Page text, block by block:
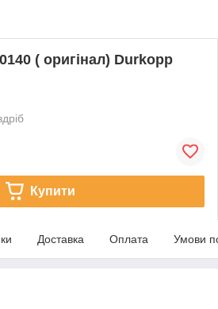
( оригінал) Durkopp
Купити
Доставка Оплата Умови